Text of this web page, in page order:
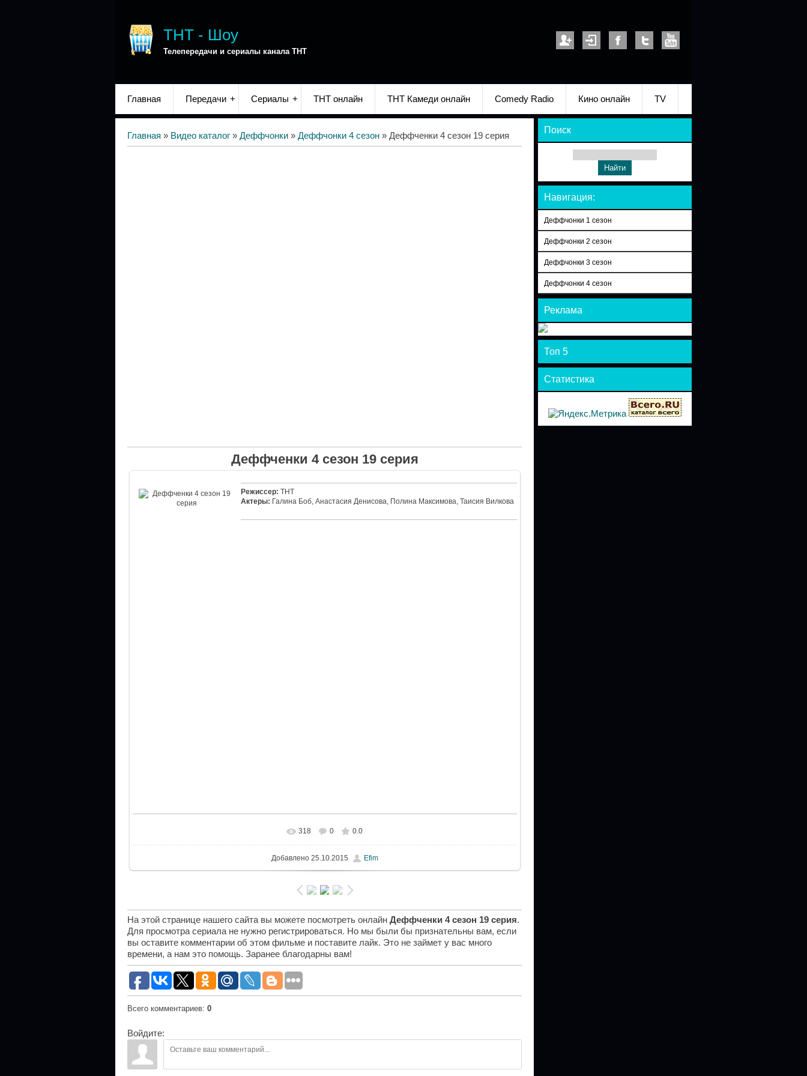
ТНТ - Шоу
Телепередачи и сериалы канала ТНТ
Главная Передачи Сериалы ТНТ онлайн ТНТ Камеди онлайн Comedy Radio Кино онлайн TV
Главная » Видео каталог » Деффчонки » Деффчонки 4 сезон » Деффченки 4 сезон 19 серия
Деффченки 4 сезон 19 серия
Режиссер: ТНТ
Актеры: Галина Боб, Анастасия Денисова, Полина Максимова, Таисия Вилкова
318 0 0.0
Добавлено25.10.2015 Efim
На этой странице нашего сайта вы можете посмотреть онлайн Деффченки 4 сезон 19 серия.
Для просмотра сериала не нужно регистрироваться. Но мы были бы признательны вам, если
вы оставите комментарии об этом фильме и поставите лайк. Это не займет у вас много
времени, а нам это помощь. Заранее благодарны вам!
Всего комментариев: 0
Войдите:
Поиск
Навигация:
Деффчонки 1 сезон
Деффчонки 2 сезон
Деффчонки 3 сезон
Деффчонки 4 сезон
Реклама
Топ 5
Статистика